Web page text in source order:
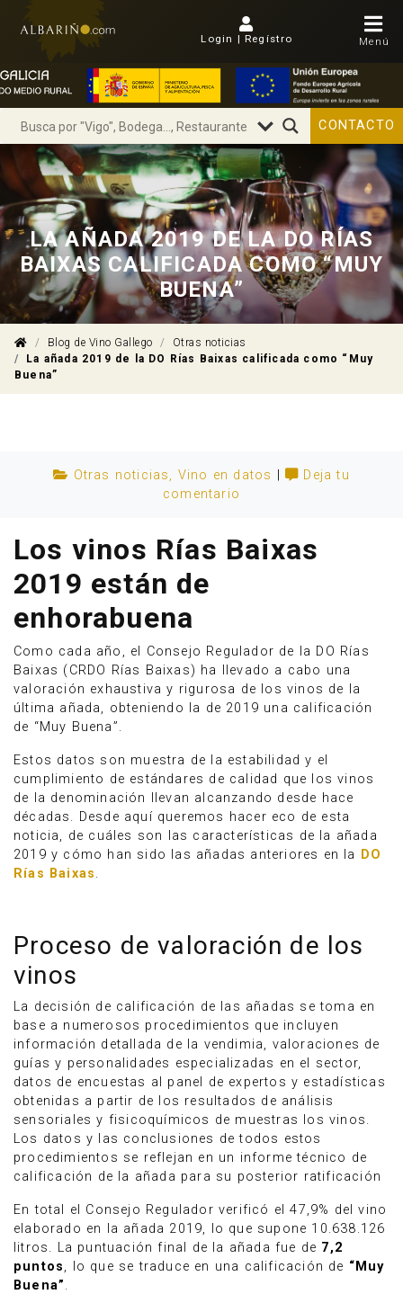
Login | Regístro Menú
Anúnciate
CONTACTO
LA AÑADA 2019 DE LA DO RÍAS
BAIXAS CALIFICADA COMO “MUY
BUENA”
Blog de Vino Gallego
Otras noticias
La añada 2019 de la DO Rías Baixas calificada como “Muy
Buena”
Otras noticias, Vino en datos |
Deja tu
comentario
Los vinos Rías Baixas
2019 están de
enhorabuena
Como cada año, el Consejo Regulador de la DO Rías
Baixas (CRDO Rías Baixas) ha llevado a cabo una
valoración exhaustiva y rigurosa de los vinos de la
última añada, obteniendo la de 2019 una calificación
de “Muy Buena”.
Estos datos son muestra de la estabilidad y el
cumplimiento de estándares de calidad que los vinos
de la denominación llevan alcanzando desde hace
décadas. Desde aquí queremos hacer eco de esta
noticia, de cuáles son las características de la añada
2019 y cómo han sido las añadas anteriores en la
DO
Rías Baixas.
Proceso de valoración de los
vinos
La decisión de calificación de las añadas se toma en
base a numerosos procedimientos que incluyen
información detallada de la vendimia, valoraciones de
guías y personalidades especializadas en el sector,
datos de encuestas al panel de expertos y estadísticas
obtenidas a partir de los resultados de análisis
sensoriales y fisicoquímicos de muestras los vinos.
Los datos y las conclusiones de todos estos
procedimientos se reflejan en un informe técnico de
calificación de la añada para su posterior ratificación
En total el Consejo Regulador verificó el 47,9% del vino
elaborado en la añada 2019, lo que supone 10.638.126
litros. La puntuación final de la añada fue de 7,2
puntos, lo que se traduce en una calificación de “Muy
Buena”.